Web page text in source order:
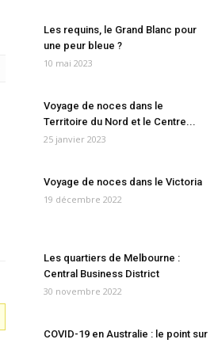
Les requins, le Grand Blanc pour
une peur bleue ?
10 mai 2023
Voyage de noces dans le
Territoire du Nord et le Centre...
25 janvier 2023
Voyage de noces dans le Victoria
19 décembre 2022
Les quartiers de Melbourne :
Central Business District
30 novembre 2022
COVID-19 en Australie : le point sur